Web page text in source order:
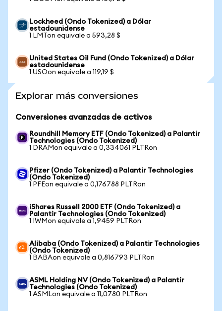
Lockheed (Ondo Tokenized) a Dólar
estadounidense
1 LMTon equivale a 593,28 $
United States Oil Fund (Ondo Tokenized) a Dólar
estadounidense
1 USOon equivale a 119,19 $
Explorar más conversiones
Conversiones avanzadas de activos
Roundhill Memory ETF (Ondo Tokenized) a Palantir
Technologies (Ondo Tokenized)
1 DRAMon equivale a 0,334061 PLTRon
Pfizer (Ondo Tokenized) a Palantir Technologies
(Ondo Tokenized)
1 PFEon equivale a 0,176788 PLTRon
iShares Russell 2000 ETF (Ondo Tokenized) a
Palantir Technologies (Ondo Tokenized)
1 IWMon equivale a 1,9459 PLTRon
Alibaba (Ondo Tokenized) a Palantir Technologies
(Ondo Tokenized)
1 BABAon equivale a 0,816793 PLTRon
ASML Holding NV (Ondo Tokenized) a Palantir
Technologies (Ondo Tokenized)
1 ASMLon equivale a 11,0780 PLTRon